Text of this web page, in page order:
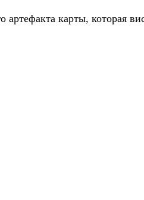
карты, которая